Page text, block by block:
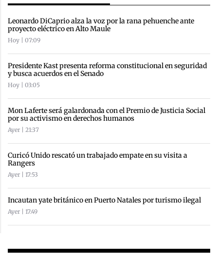
Leonardo DiCaprio alza la voz por la rana pehuenche ante
proyecto eléctrico en Alto Maule
Hoy | 07:09
Presidente Kast presenta reforma constitucional en seguridad
y busca acuerdos en el Senado
Hoy | 03:05
Mon Laferte será galardonada con el Premio de Justicia Social
por su activismo en derechos humanos
Ayer | 21:37
Curicó Unido rescató un trabajado empate en su visita a
Rangers
Ayer | 17:53
Incautan yate británico en Puerto Natales por turismo ilegal
Ayer | 17:49